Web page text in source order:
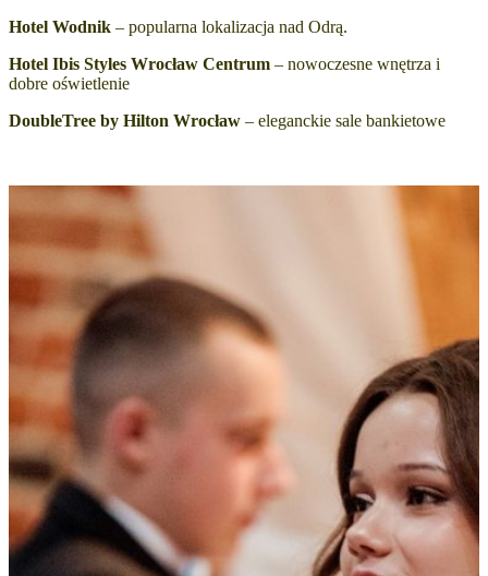
Hotel Wodnik – popularna lokalizacja nad Odrą.
Hotel Ibis Styles Wrocław Centrum – nowoczesne wnętrza i
dobre oświetlenie
DoubleTree by Hilton Wrocław – eleganckie sale bankietowe